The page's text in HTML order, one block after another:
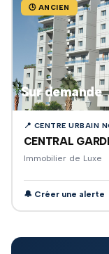
🕒 ANCIEN
Sur demande
📍 CENTRE URBAIN
CENTRAL
Immobilier de Luxe
🔔 Créer une alerte